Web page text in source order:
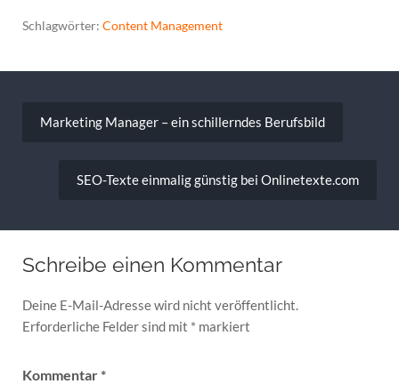
Schlagwörter: Content Management
Marketing Manager – ein schillerndes Berufsbild
SEO-Texte einmalig günstig bei Onlinetexte.com
Schreibe einen Kommentar
Deine E-Mail-Adresse wird nicht veröffentlicht.
Erforderliche Felder sind mit * markiert
Kommentar*